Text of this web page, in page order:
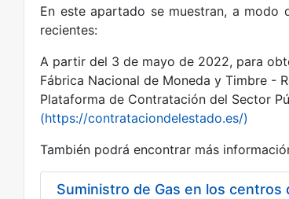
Mostrar/Ocultar
Mostrar/Ocultar
En este apartado se muestran, a modo
recientes:
A partir del 3 de mayo de 2022, para
Fábrica Nacional de Moneda y Timbre -
Plataforma de Contratación del Sector
(https://contrataciondelestado.es/)
También podrá encontrar más
Suministro de Gas en los centros